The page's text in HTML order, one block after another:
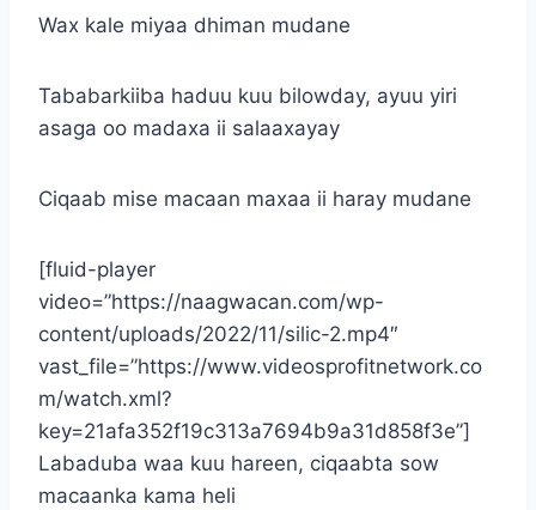
Wax kale miyaa dhiman mudane
Tababarkiiba haduu kuu bilowday, ayuu yiri
asaga oo madaxa ii salaaxayay
Ciqaab mise macaan maxaa ii haray mudane
[fluid-player
video=”https://naagwacan.com/wp-
content/uploads/2022/11/silic-2.mp4″
vast_file=”https://www.videosprofitnetwork.co
m/watch.xml?
key=21afa352f19c313a7694b9a31d858f3e”]
Labaduba waa kuu hareen, ciqaabta sow
macaanka kama heli